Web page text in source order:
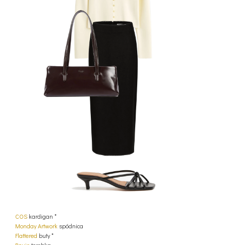
COS kardigan *
Monday Artwork spódnica
Flattered buty *